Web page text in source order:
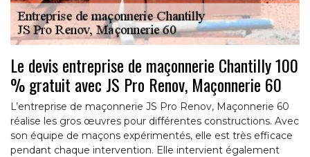
Le devis entreprise de maçonnerie Chantilly 100
% gratuit avec JS Pro Renov, Maçonnerie 60
L’entreprise de maçonnerie JS Pro Renov, Maçonnerie 60
réalise les gros œuvres pour différentes constructions. Avec
son équipe de maçons expérimentés, elle est très efficace
pendant chaque intervention. Elle intervient également